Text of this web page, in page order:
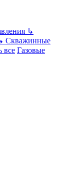
↳
Скважинные
все Газовые